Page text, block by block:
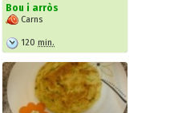
Bou i arròs
Carns
120 min.